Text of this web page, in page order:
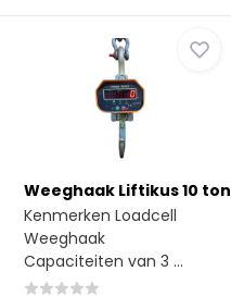
Weeghaak Liftikus 10 ton
Kenmerken Loadcell
Weeghaak
Capaciteiten van 3 ...